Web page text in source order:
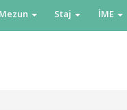
Mezun Staj İME